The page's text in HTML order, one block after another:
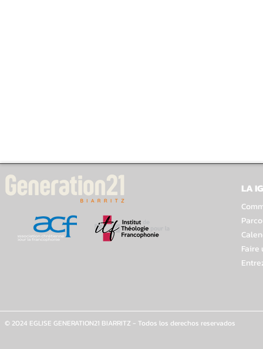
LA
Faire
© 2024 EGLISE GENERATION21 BIARRITZ - Todos los derechos reservados